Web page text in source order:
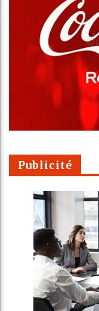
Publicité